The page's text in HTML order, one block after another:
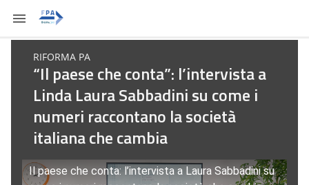
RIFORMA PA
“Il paese che conta”: l’intervista a
Linda Laura Sabbadini su come i
numeri raccontano la società
italiana che cambia
Il paese che conta: l’intervista a Laura Sabbadini su